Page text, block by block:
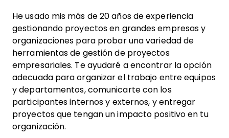
He usado mis más de 20 años de experiencia
gestionando proyectos en grandes empresas y
organizaciones para probar una variedad de
herramientas de gestión de proyectos
empresariales. Te ayudaré a encontrar la opción
adecuada para organizar el trabajo entre equipos
y departamentos, comunicarte con los
participantes internos y externos, y entregar
proyectos que tengan un impacto positivo en tu
organización.